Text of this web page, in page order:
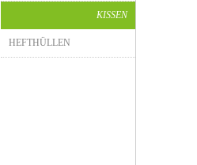
KISSEN
HEFTHÜLLEN